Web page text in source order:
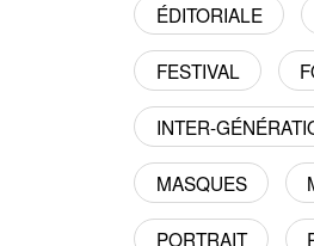
ÉDITORIALE
FESTIVAL
INTER-
MASQUES
PORTRAIT